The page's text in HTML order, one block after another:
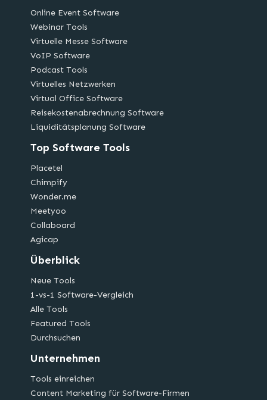
Online Event Software
Webinar Tools
Virtuelle Messe Software
VoIP Software
Podcast Tools
Virtuelles Netzwerken
Virtual Office Software
Reisekostenabrechnung Software
Liquiditätsplanung Software
Top Software Tools
Placetel
Chimpify
Wonder.me
Meetyoo
Collaboard
Agicap
Überblick
Neue Tools
1-vs-1 Software-Vergleich
Alle Tools
Featured Tools
Durchsuchen
Unternehmen
Tools einreichen
Content Marketing für Software-Firmen